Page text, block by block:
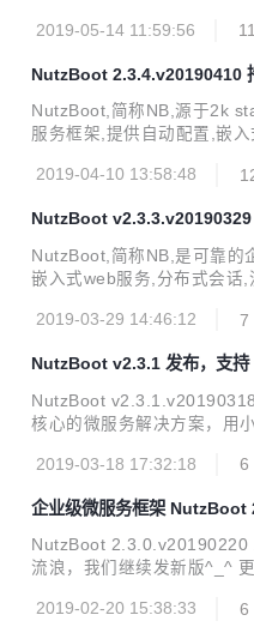
er with other funtions like
6 encoded filenames on
2019-05-14 11:59:56 11
NutzBoot 2.3.4.v20190410
NutzBoot,简称NB,源于2k
服务框架,提供自动配置,嵌
完善的微服务进程. 已经在
提交日志,响应及时的issue
更新带来: 添加对sqltplxml
扫描不到类的问题 更新时间
2019-04-10 13:58:48
NutzBoot
NutzBoot,简称NB,是可靠的
嵌入式web服务,分布式会话
新带来fescar的支持, 至此,
声音 兼容性: 继续无缝兼容
escar分布式事务,对应
客户端的支持,方便做部署运
2019-03-29 14:46:12 7
NutzBoot v2.3.1 发布，支
户端
NutzBoot
核心的微服务解决方案，用
持。 时间: 2019-03-18 曲
支持 by 文涛 add: 新增多数
utzboot-starter-ftp FTP客
e: starter-logback-ex...
2019-03-18 17:32:18 6
企业级微服务框架 NutzBoot
NutzBoot 2.3.0.v20190220
流浪，我们继续发新版^_^
用快照版 时间: 2019-02-20
2019-02-20 15:38:33 6